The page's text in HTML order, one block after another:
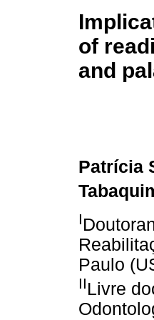
of
and
Patrícia
I
Paulo
IILivre